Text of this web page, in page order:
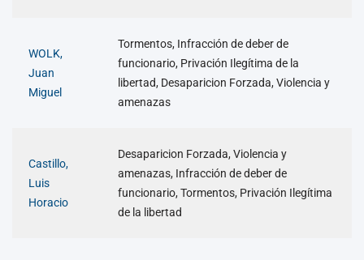
WOLK,
Juan
Miguel
Tormentos, Infracción de deber de
funcionario, Privación Ilegítima de la
libertad, Desaparicion Forzada, Violencia y
amenazas
Castillo,
Luis
Horacio
Desaparicion Forzada, Violencia y
amenazas, Infracción de deber de
funcionario, Tormentos, Privación Ilegítima
de la libertad